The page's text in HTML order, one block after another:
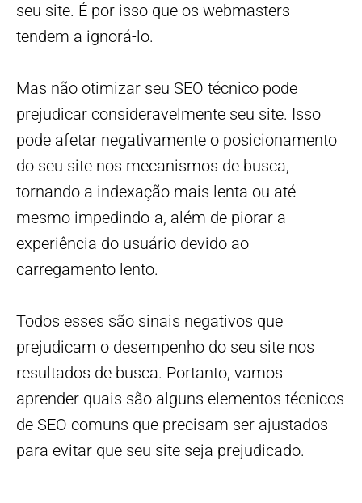
seu site. É por isso que os webmasters
tendem a ignorá-lo.
Mas não otimizar seu SEO técnico pode
prejudicar consideravelmente seu site. Isso
pode afetar negativamente o posicionamento
do seu site nos mecanismos de busca,
tornando a indexação mais lenta ou até
mesmo impedindo-a, além de piorar a
experiência do usuário devido ao
carregamento lento.
Todos esses são sinais negativos que
prejudicam o desempenho do seu site nos
resultados de busca. Portanto, vamos
aprender quais são alguns elementos técnicos
de SEO comuns que precisam ser ajustados
para evitar que seu site seja prejudicado.